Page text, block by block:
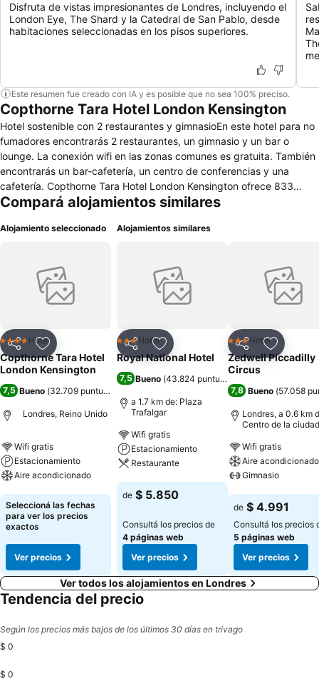
Disfruta de vistas impresionantes de Londres, incluyendo el
London Eye, The Shard y la Catedral de San Pablo, desde
habitaciones seleccionadas en los pisos superiores.
Este resumen fue creado con IA y es posible que no sea 100% preciso.
Copthorne Tara Hotel London Kensington
Hotel sostenible con 2 restaurantes y gimnasioEn este hotel para no
fumadores encontrarás 2 restaurantes, un gimnasio y un bar o
lounge. La conexión wifi en las zonas comunes es gratuita. También
encontrarás un bar-cafetería, un centro de conferencias y una
cafetería. Copthorne Tara Hotel London Kensington ofrece 833
alojamientos con caja fuerte (cabe un portátil) y cafetera y tetera.
Los baños están equipados con ducha y bañera combinadas,
servicios para las personas de negocios incluyen escritorio y
teléfono. Se ofrece servicio de limpieza todos los días y es posible
solicitar juegos de cama hipoalergénicos. Los servicios de ocio y
Compará alojamientos similares
Alojamiento seleccionado
CompartirAñadir a favoritos
4 EstrellasHotel
Copthorne Tara Hotel
London Kensington
7,5 Bueno (32.709 puntuaciones
Londres, Reino Unido
Wifi gratis
Estacionamiento
Aire acondicionado
Ver precios
Seleccioná las fechas
para ver los precios
exactos
Ver precios
Alojamientos similares
CompartirAñadir a favoritos
3 Estrellas
Hotel
Royal National Hotel
7,5 Bueno (43.824 puntuaciones
a 1.7 km de: Plaza
Trafalgar
Wifi gratis
Estacionamiento
Restaurante
Ver precios
de $ 5.850
Consultá los precios de
4 páginas web
Ver precios
CompartirAñadir
3 Estrellas
Hotel
Zedwell Piccadilly
Circus
7,8 Bueno (57.058
Londres, a 0.6 km
Centro de la ciudad
Wifi gratis
Aire acondicionado
Gimnasio
Ver precios
de $ 4.991
Consultá los precios
5 páginas web
Ver precios
Ver todos los alojamientos en Londres
Tendencia del precio
Según los precios más bajos de los últimos 30 días en trivago
$ 0
$ 0